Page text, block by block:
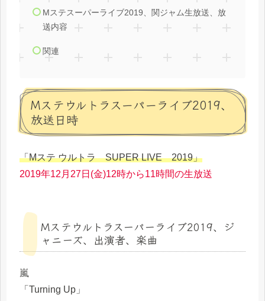
Mステスーパーライブ2019、関ジャム生放送、放
送内容
関連
Mステウルトラスーパーライブ2019、
放送日時
「Mステ ウルトラ SUPER LIVE 2019」
2019年12月27日(金)12時から11時間の生放送
Mステウルトラスーパーライブ2019、ジ
ャニーズ、出演者、楽曲
嵐
「Turning Up」